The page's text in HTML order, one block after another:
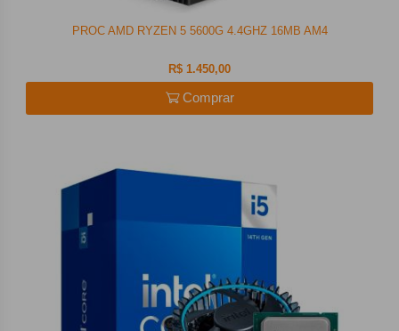
PROC AMD RYZEN 5 5600G 4.4GHZ 16MB AM4
R$ 1.450,00
Comprar